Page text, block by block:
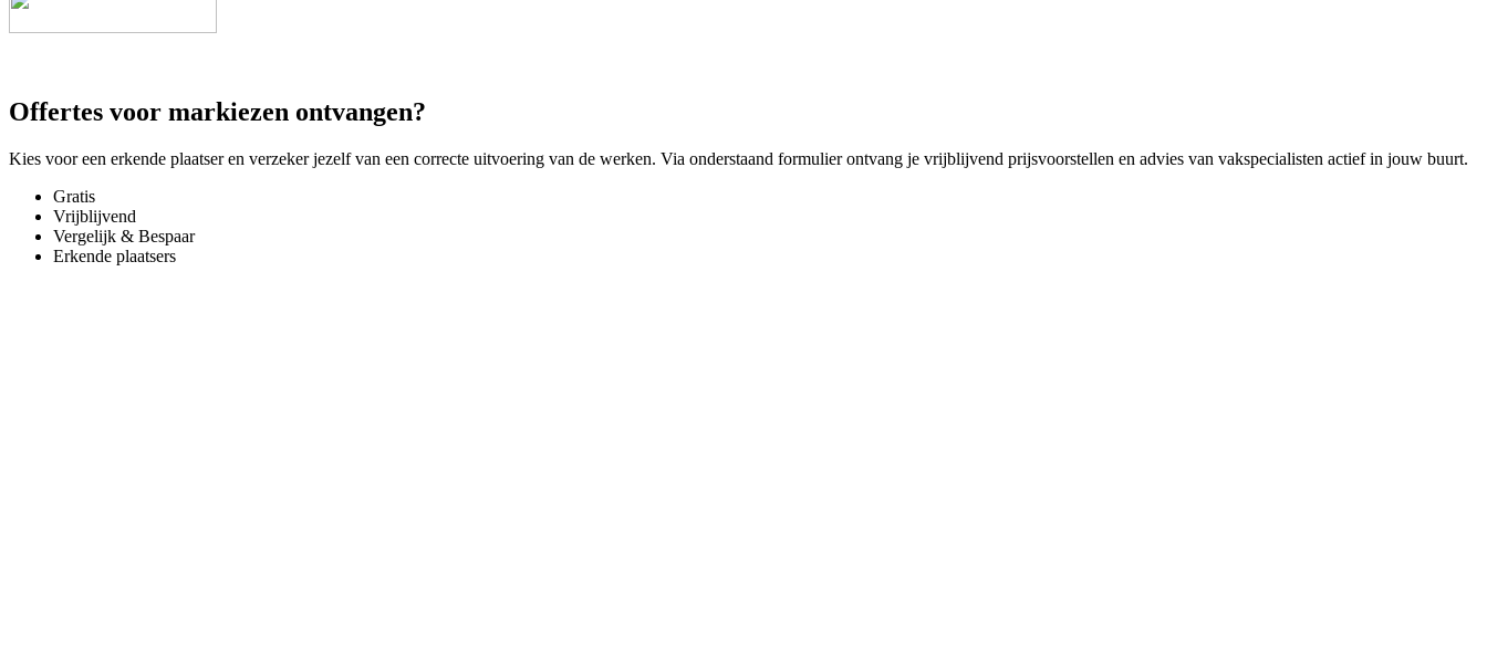
Offertes voor markiezen ontvangen?
Kies voor een erkende plaatser en verzeker jezelf van een correcte uitvoering van de werken. Via onderstaand formulier ontvang je vrijblijvend prijsvoorstellen en advies van vakspecialisten actief in jouw buurt.
Gratis
Vrijblijvend
Vergelijk & Bespaar
Erkende plaatsers